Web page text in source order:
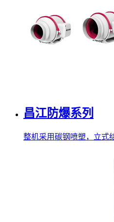
昌江防爆系列
整机采用碳钢喷塑，立式